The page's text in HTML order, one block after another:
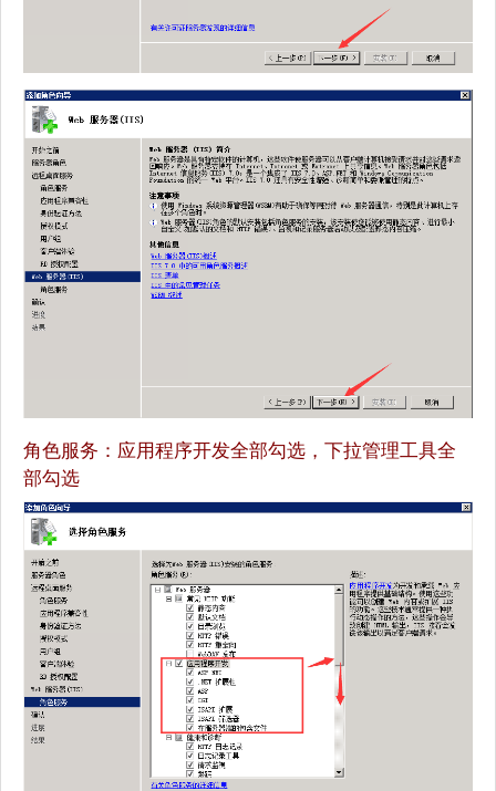
角色服务：应用程序开发全部勾选，下拉管理工具全
部勾选